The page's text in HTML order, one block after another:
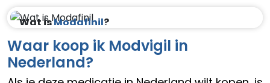
Wat isModafinil?
Waar koop ik Modvigil in
Nederland?